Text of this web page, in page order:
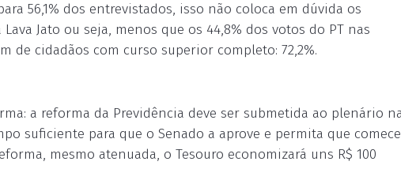
56,1% dos entrevistados, isso não coloca em dúvida os
Jato ou seja, menos que os 44,8% dos votos do PT nas
de cidadãos com curso superior completo: 72,2%.
a reforma da Previdência deve ser submetida ao plenário
suficiente para que o Senado a aprove e permita que
mesmo atenuada, o Tesouro economizará uns R$ 100